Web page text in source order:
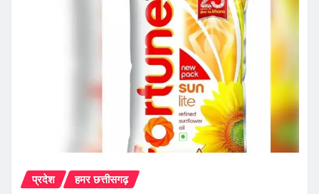
प्रदेश हमर छत्तीसगढ़